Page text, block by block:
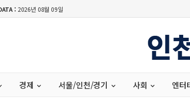
: 2026년 08월 09일
경제 서울/인천/경기 사회 엔터